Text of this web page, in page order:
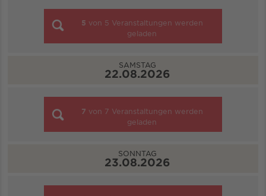
5 von 5 Veranstaltungen werden
geladen
SAMSTAG
22.08.2026
7 von 7 Veranstaltungen werden
geladen
SONNTAG
23.08.2026